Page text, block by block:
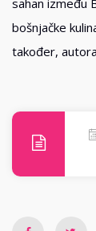
sahan između
bošnjačke
također,